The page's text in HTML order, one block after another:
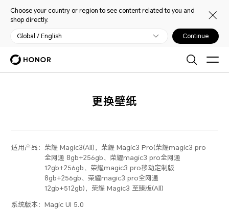
Choose your country or region to see content related to you and
shop directly.
Global / English Continue
更换壁纸
适用产品： 荣耀 Magic3(All)，荣耀 Magic3 Pro(荣耀magic3 pro
全网通 8gb+256gb、荣耀magic3 pro全网通
12gb+256gb、荣耀magic3 pro移动定制版
8gb+256gb、荣耀magic3 pro全网通
12gb+512gb)，荣耀 Magic3 至臻版(All)
系统版本：Magic UI 5.0